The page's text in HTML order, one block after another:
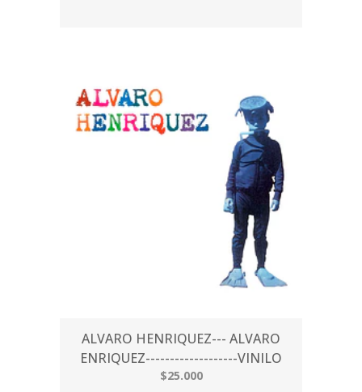
ALVARO HENRIQUEZ--- ALVARO
ENRIQUEZ-------------------VINILO
$25.000